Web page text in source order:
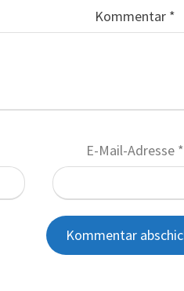
Kommentar *
E-Mail-Adresse *